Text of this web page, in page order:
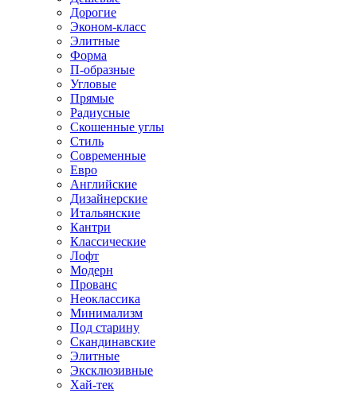
Дорогие
Эконом-класс
Элитные
Форма
П-образные
Угловые
Прямые
Радиусные
Скошенные углы
Стиль
Современные
Евро
Английские
Дизайнерские
Итальянские
Кантри
Классические
Лофт
Модерн
Прованс
Неоклассика
Минимализм
Под старину
Скандинавские
Элитные
Эксклюзивные
Хай-тек